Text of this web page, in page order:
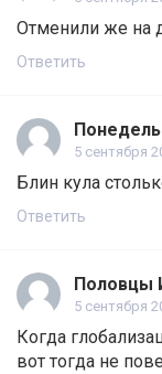
Отменили же на
Ответить
5 сентября
Блин кула
Ответить
Половцы
5 сентября
Когда
вот тогда не